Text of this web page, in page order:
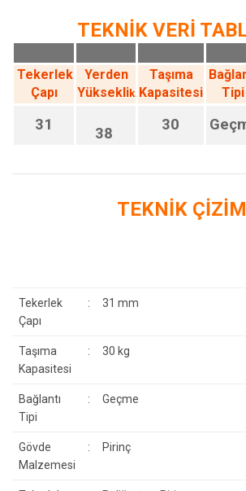
TEKNİK VERİ
Tekerlek
Çapı
Yerden
Yükseklik
Taşıma
Kapasitesi
Tipi
31 38 30
TEKNİK ÇİZİM
Tekerlek
Çapı
: 31 mm
Taşıma
Kapasitesi
: 30 kg
Bağlantı
Tipi
: Geçme
Gövde
Malzemesi
: Pirinç